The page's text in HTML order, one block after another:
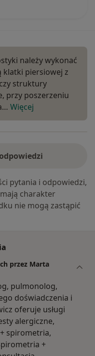
należy wykonać
piersiowej z
struktury
przy poszerzeniu
Więcej
pytania i odpowiedzi,
charakter
nie mogą zastąpić
przez Marta
pulmonolog,
doświadczenia i
oferuje usługi
alergiczne,
spirometria,
+